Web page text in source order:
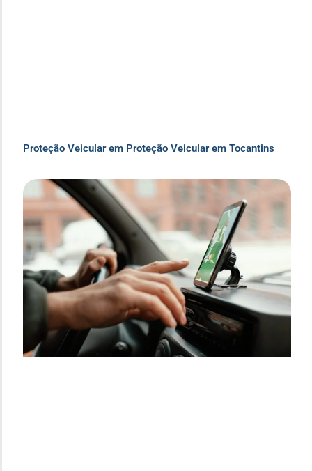
Proteção Veicular em Proteção Veicular em Tocantins